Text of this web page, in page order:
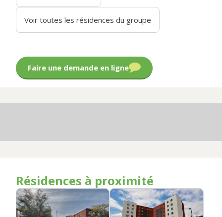
Voir toutes les résidences du groupe
Faire une demande en ligne
Résidences à proximité